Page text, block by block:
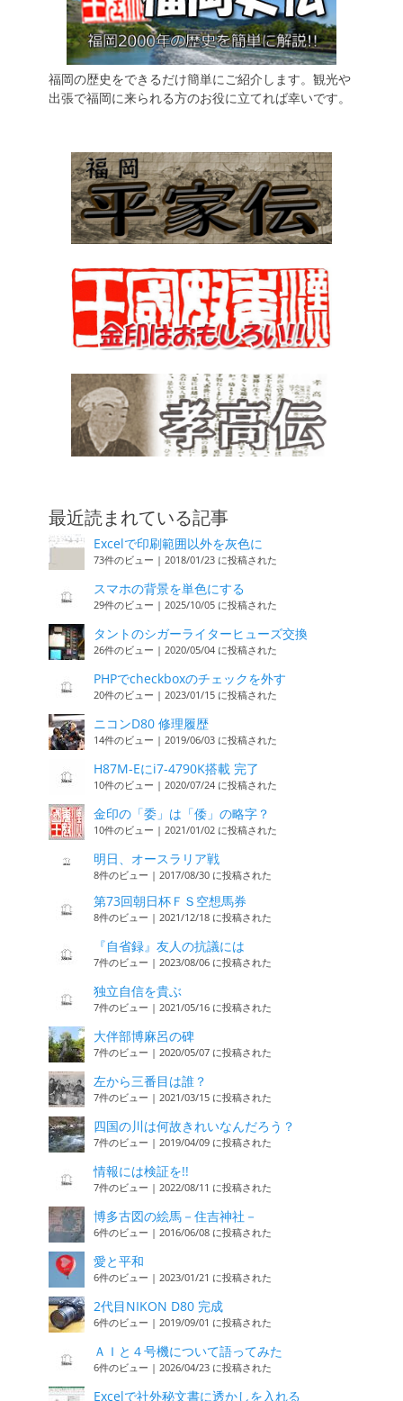
福岡の歴史をできるだけ簡単にご紹介します。観光や
出張で福岡に来られる方のお役に立てれば幸いです。
最近読まれている記事
Excelで印刷範囲以外を灰色に
73件のビュー | 2018/01/23 に投稿された
スマホの背景を単色にする
29件のビュー | 2025/10/05 に投稿された
タントのシガーライターヒューズ交換
26件のビュー | 2020/05/04 に投稿された
PHPでcheckboxのチェックを外す
20件のビュー | 2023/01/15 に投稿された
ニコンD80 修理履歴
14件のビュー | 2019/06/03 に投稿された
H87M-Eにi7-4790K搭載 完了
10件のビュー | 2020/07/24 に投稿された
金印の「委」は「倭」の略字？
10件のビュー | 2021/01/02 に投稿された
明日、オースラリア戦
8件のビュー | 2017/08/30 に投稿された
第73回朝日杯ＦＳ空想馬券
8件のビュー | 2021/12/18 に投稿された
『自省録』友人の抗議には
7件のビュー | 2023/08/06 に投稿された
独立自信を貴ぶ
7件のビュー | 2021/05/16 に投稿された
大伴部博麻呂の碑
7件のビュー | 2020/05/07 に投稿された
左から三番目は誰？
7件のビュー | 2021/03/15 に投稿された
四国の川は何故きれいなんだろう？
7件のビュー | 2019/04/09 に投稿された
情報には検証を!!
7件のビュー | 2022/08/11 に投稿された
博多古図の絵馬－住吉神社－
6件のビュー | 2016/06/08 に投稿された
愛と平和
6件のビュー | 2023/01/21 に投稿された
2代目NIKON D80 完成
6件のビュー | 2019/09/01 に投稿された
ＡＩと４号機について語ってみた
6件のビュー | 2026/04/23 に投稿された
Excelで社外秘文書に透かしを入れる